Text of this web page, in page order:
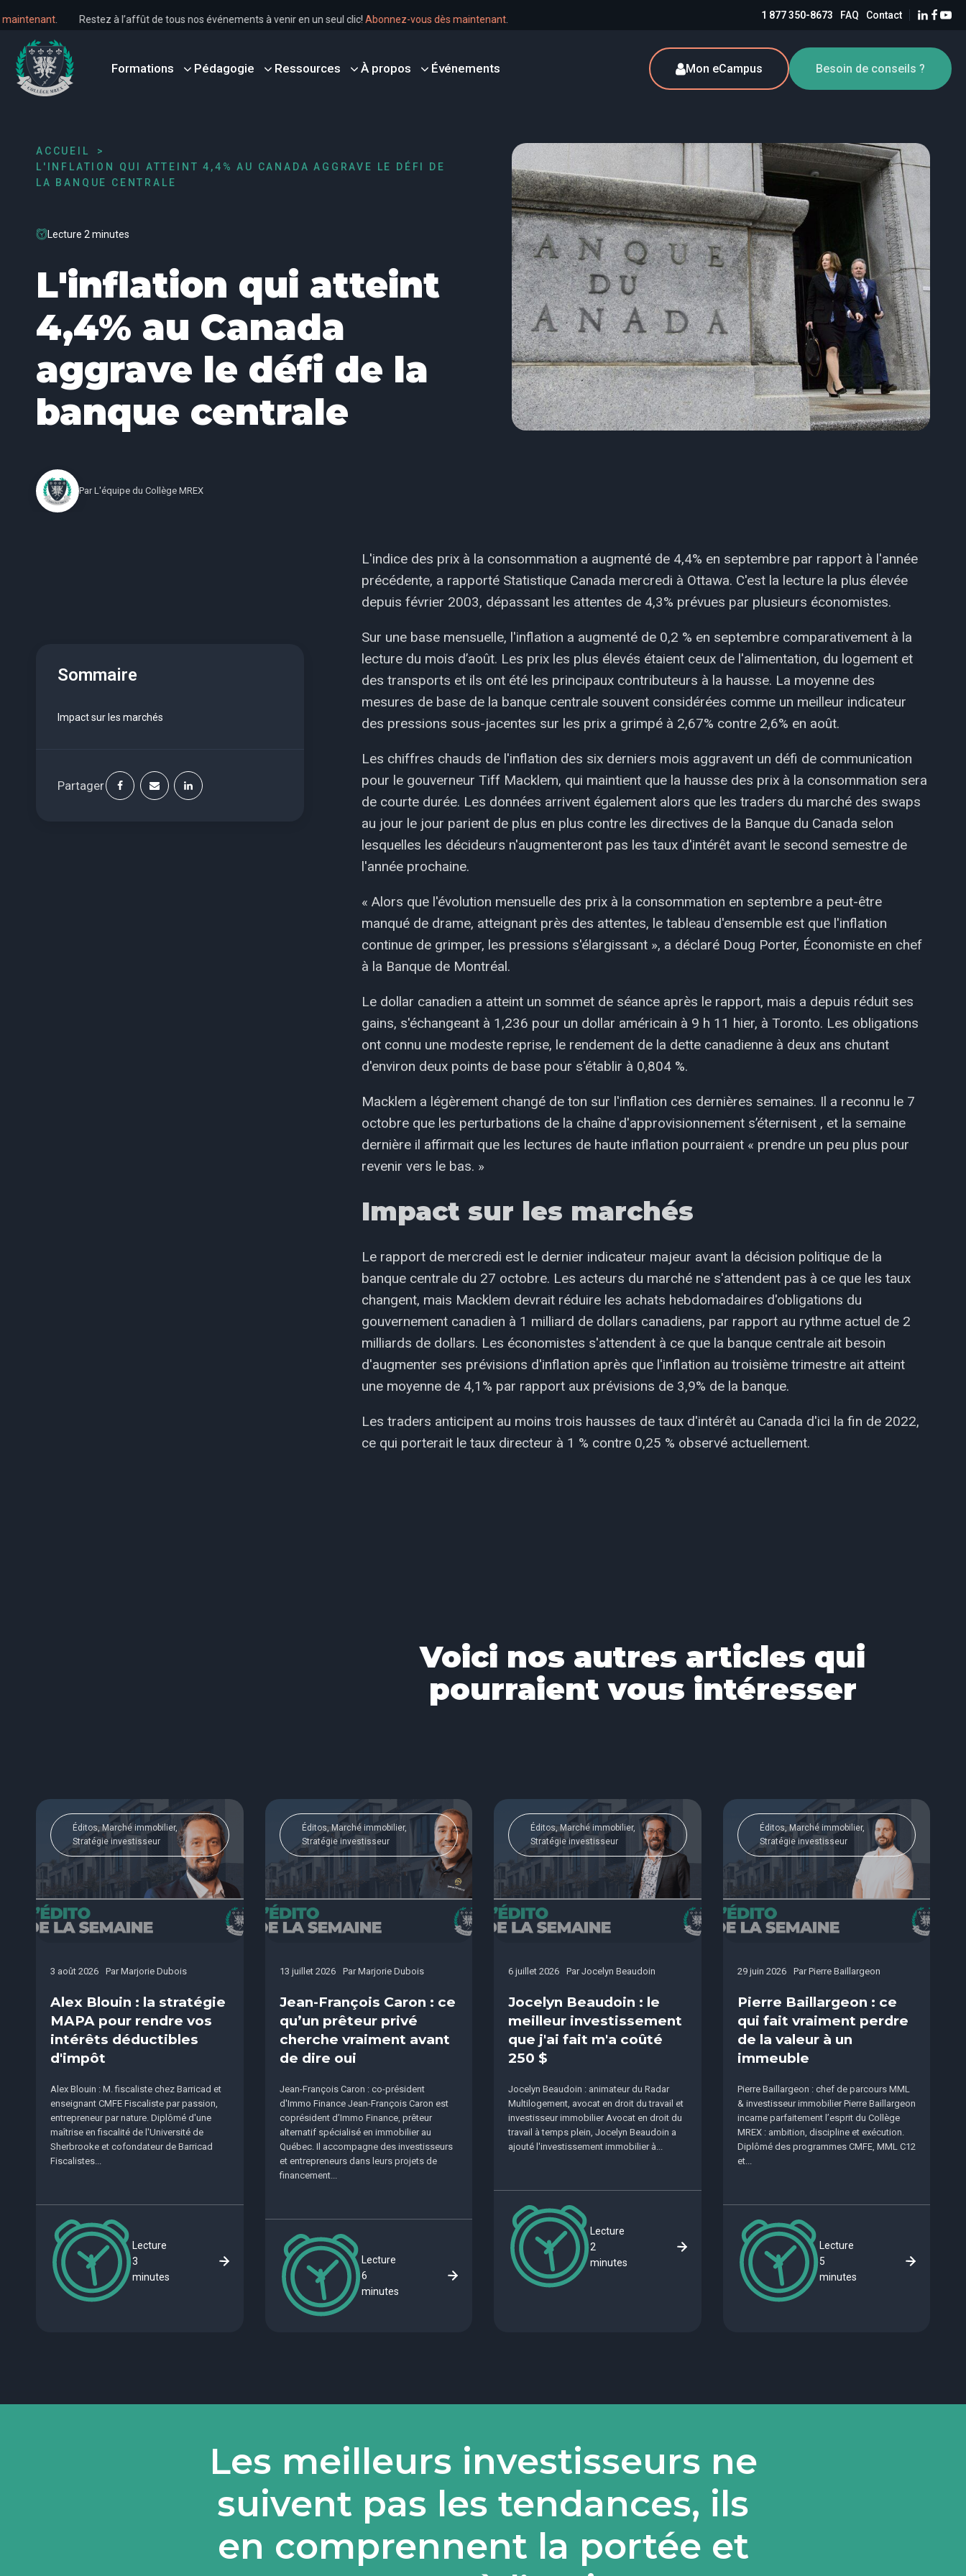
dès maintenant. Restez à l’affût de tous nos événements à venir en un seul clic!Abonnez-vous dès maintenant 1 877 350-8673 FAQ Contact
Formations Pédagogie Ressources À propos Événements Mon eCampus Besoin de conseils ?
ACCUEIL
L'INFLATION QUI ATTEINT 4,4% AU CANADA AGGRAVE LE DÉFI DE
LA BANQUE CENTRALE
Lecture 2 minutes
L'inflation qui atteint
4,4% au Canada
aggrave le défi de la
banque centrale
Par L'équipe du Collège MREX
Sommaire
Impact sur les marchés
Partager
L'indice des prix à la consommation a augmenté de 4,4% en septembre par rapport à l'année
précédente, a rapporté Statistique Canada mercredi à Ottawa. C'est la lecture la plus élevée
depuis février 2003, dépassant les attentes de 4,3% prévues par plusieurs économistes.
Sur une base mensuelle, l'inflation a augmenté de 0,2 % en septembre comparativement à la
lecture du mois d’août. Les prix les plus élevés étaient ceux de l'alimentation, du logement et
des transports et ils ont été les principaux contributeurs à la hausse. La moyenne des
mesures de base de la banque centrale souvent considérées comme un meilleur indicateur
des pressions sous-jacentes sur les prix a grimpé à 2,67% contre 2,6% en août.
Les chiffres chauds de l'inflation des six derniers mois aggravent un défi de communication
pour le gouverneur Tiff Macklem, qui maintient que la hausse des prix à la consommation sera
de courte durée. Les données arrivent également alors que les traders du marché des swaps
au jour le jour parient de plus en plus contre les directives de la Banque du Canada selon
lesquelles les décideurs n'augmenteront pas les taux d'intérêt avant le second semestre de
l'année prochaine.
« Alors que l'évolution mensuelle des prix à la consommation en septembre a peut-être
manqué de drame, atteignant près des attentes, le tableau d'ensemble est que l'inflation
continue de grimper, les pressions s'élargissant », a déclaré Doug Porter, Économiste en chef
à la Banque de Montréal.
Le dollar canadien a atteint un sommet de séance après le rapport, mais a depuis réduit ses
gains, s'échangeant à 1,236 pour un dollar américain à 9 h 11 hier, à Toronto. Les obligations
ont connu une modeste reprise, le rendement de la dette canadienne à deux ans chutant
d'environ deux points de base pour s'établir à 0,804 %.
Macklem a légèrement changé de ton sur l'inflation ces dernières semaines. Il a reconnu le 7
octobre que les perturbations de la chaîne d'approvisionnement s’éternisent , et la semaine
dernière il affirmait que les lectures de haute inflation pourraient « prendre un peu plus pour
revenir vers le bas. »
Impact sur les marchés
Le rapport de mercredi est le dernier indicateur majeur avant la décision politique de la
banque centrale du 27 octobre. Les acteurs du marché ne s'attendent pas à ce que les taux
changent, mais Macklem devrait réduire les achats hebdomadaires d'obligations du
gouvernement canadien à 1 milliard de dollars canadiens, par rapport au rythme actuel de 2
milliards de dollars. Les économistes s'attendent à ce que la banque centrale ait besoin
d'augmenter ses prévisions d'inflation après que l'inflation au troisième trimestre ait atteint
une moyenne de 4,1% par rapport aux prévisions de 3,9% de la banque.
Les traders anticipent au moins trois hausses de taux d'intérêt au Canada d'ici la fin de 2022,
ce qui porterait le taux directeur à 1 % contre 0,25 % observé actuellement.
Voici nos autres articles qui
pourraient vous intéresser
Éditos, Marché immobilier,
Stratégie investisseur
3 août 2026 Par Marjorie Dubois
Alex Blouin : la stratégie
MAPA pour rendre vos
intérêts déductibles
d'impôt
Alex Blouin : M. fiscaliste chez Barricad et
enseignant CMFE Fiscaliste par passion,
entrepreneur par nature. Diplômé d'une
maîtrise en fiscalité de l'Université de
Sherbrooke et cofondateur de Barricad
Fiscalistes...
Lecture
3
minutes
Éditos, Marché immobilier,
Stratégie investisseur
13 juillet 2026 Par Marjorie Dubois
Jean-François Caron : ce
qu’un prêteur privé
cherche vraiment avant
de dire oui
Jean-François Caron : co-président
d'Immo Finance Jean-François Caron est
coprésident d’Immo Finance, prêteur
alternatif spécialisé en immobilier au
Québec. Il accompagne des investisseurs
et entrepreneurs dans leurs projets de
financement...
Lecture
6
minutes
Éditos, Marché immobilier,
Stratégie investisseur
6 juillet 2026 Par Jocelyn Beaudoin
Jocelyn Beaudoin : le
meilleur investissement
que j'ai fait m'a coûté
250 $
Jocelyn Beaudoin : animateur du Radar
Multilogement, avocat en droit du travail et
investisseur immobilier Avocat en droit du
travail à temps plein, Jocelyn Beaudoin a
ajouté l'investissement immobilier à...
Lecture
2
minutes
Éditos, Marché immobilier,
Stratégie investisseur
29 juin 2026 Par Pierre Baillargeon
Pierre Baillargeon : ce
qui fait vraiment perdre
de la valeur à un
immeuble
Pierre Baillargeon : chef de parcours MML
& investisseur immobilier Pierre Baillargeon
incarne parfaitement l’esprit du Collège
MREX : ambition, discipline et exécution.
Diplômé des programmes CMFE, MML C12
et...
Lecture
5
minutes
Les meilleurs investisseurs ne
suivent pas les tendances, ils
en comprennent la portée et